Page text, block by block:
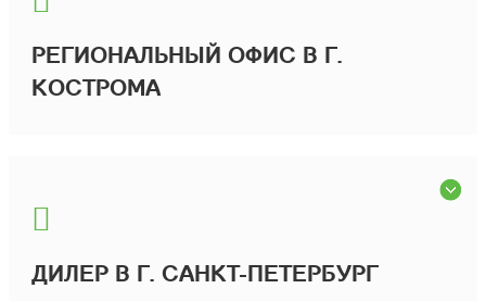
РЕГИОНАЛЬНЫЙ ОФИС В Г.
КОСТРОМА
ДИЛЕР В Г. САНКТ-ПЕТЕРБУРГ